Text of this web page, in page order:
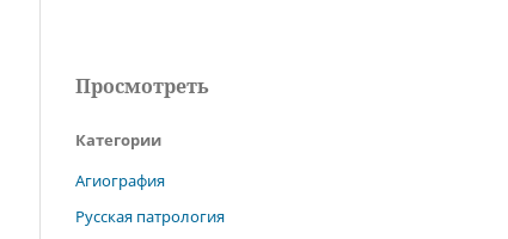
Просмотреть
Категории
Агиография
Русская патрология